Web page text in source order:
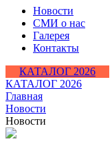
Новости
СМИ о нас
Галерея
Контакты
КАТАЛОГ 2026
КАТАЛОГ 2026
Главная
Новости
Новости